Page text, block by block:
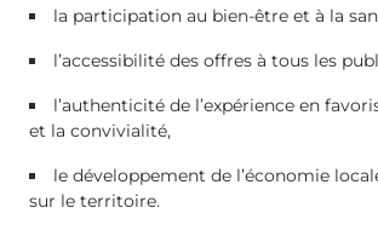
la participation au bien-être et à la
l’accessibilité des offres à tous les
l’authenticité de l’expérience en
et la convivialité,
le développement de l’économie
sur le territoire.